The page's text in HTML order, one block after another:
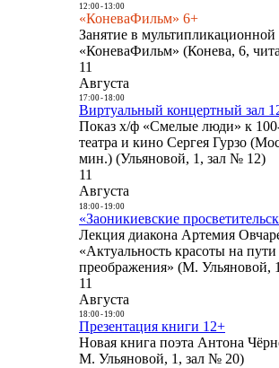
12:00- 13:00
«КоневаФильм» 6+
Занятие в мультипликационной
«КоневаФильм» (Конева, 6,
11
Августа
17:00- 18:00
Виртуальный концертный зал
Показ х/ф «Смелые люди» к
театра и кино Сергея Гурзо
мин.) (Ульяновой, 1, зал № 12)
11
Августа
18:00- 19:00
«Заоникиевские
Лекция диакона Артемия
«Актуальность красоты на
преображения» (М. Ульяновой,
11
Августа
18:00- 19:00
Презентация книги 12+
Новая книга поэта Антона
М. Ульяновой, 1, зал № 20)